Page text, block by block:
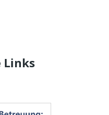
Links